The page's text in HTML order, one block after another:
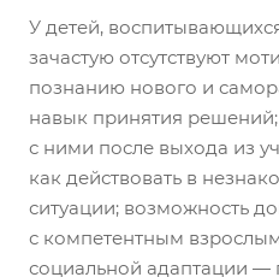
У детей,
зачастую отсутствуют
познанию нового и
навык принятия решений;
с ними после выхода из
как действовать в
ситуации; возможность
с компетентным
социальной адаптации —